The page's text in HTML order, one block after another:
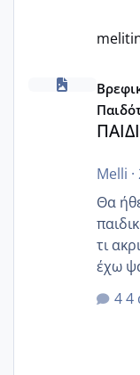
ΠΑΙΔΙΚΟΙ
Melli ·
Θα
τι
έχω
ότι
4